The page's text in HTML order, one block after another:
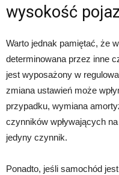
wysokość
Warto jednak pamiętać, że
determinowana przez inne
jest wyposażony w
zmiana ustawień może
przypadku, wymiana
czynników wpływających
jedyny czynnik.
Ponadto, jeśli samochód